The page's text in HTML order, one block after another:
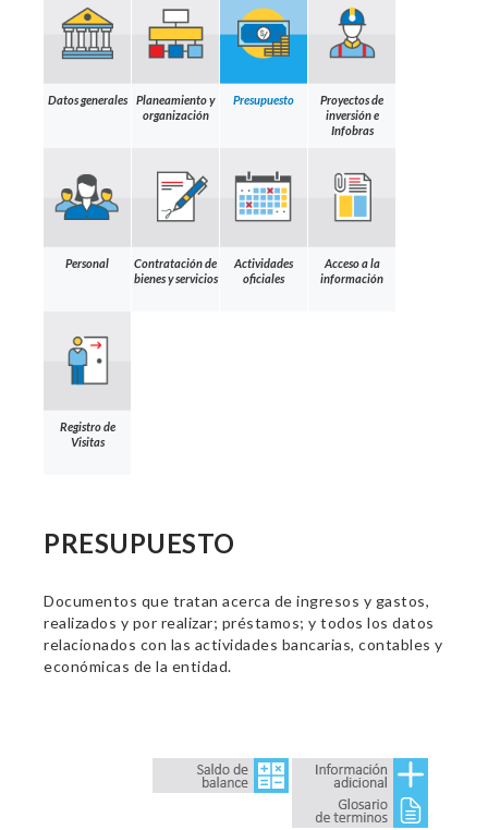
Datos generales
Planeamiento y
organización
Presupuesto
Proyectos de
inversión e
Infobras
Personal
Contratación de
bienes y servicios
Actividades
oficiales
Acceso a la
información
Registro de
Visitas
PRESUPUESTO
Documentos que tratan acerca de ingresos y gastos,
realizados y por realizar; préstamos; y todos los datos
relacionados con las actividades bancarias, contables y
económicas de la entidad.